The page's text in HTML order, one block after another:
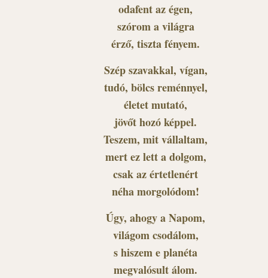
odafent az égen,
szórom a világra
érző, tiszta fényem.
Szép szavakkal, vígan,
tudó, bölcs reménnyel,
életet mutató,
jövőt hozó képpel.
Teszem, mit vállaltam,
mert ez lett a dolgom,
csak az értetlenért
néha morgolódom!
Úgy, ahogy a Napom,
világom csodálom,
s hiszem e planéta
megvalósult álom.